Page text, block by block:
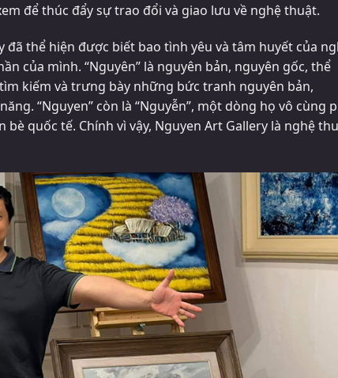
để thúc đẩy sự trao đổi và giao lưu về nghệ thuật.
đã thể hiện được biết bao tình yêu và tâm huyết của
của mình. “Nguyên” là nguyên bản, nguyên gốc, thể
kiếm và trưng bày những bức tranh nguyên bản,
“Nguyen” còn là “Nguyễn”, một dòng họ vô cùng
quốc tế. Chính vì vậy, Nguyen Art Gallery là nghệ